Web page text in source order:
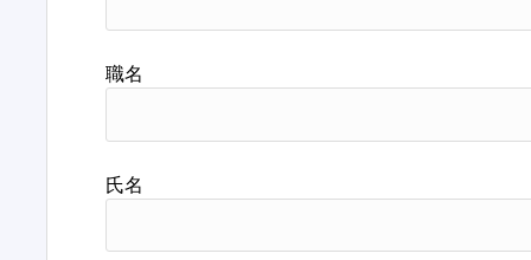
職名
氏名